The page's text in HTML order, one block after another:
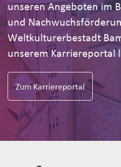
unseren Angeboten im
und
Weltkulturerbestadt
unserem Karriereportal
Zum Karriereportal